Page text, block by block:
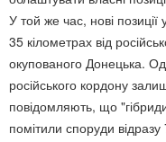
У той же час, нові позиції
35 кілометрах від
окупованого Донецька.
російського кордону
повідомляють, що
помітили споруди